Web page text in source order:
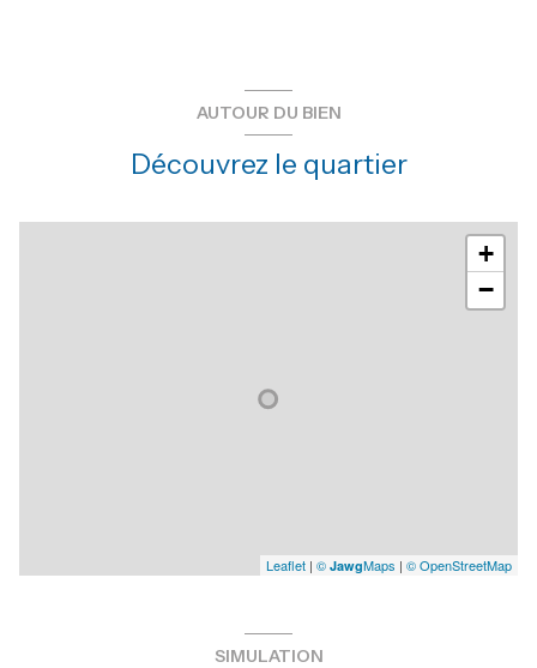
AUTOUR DU BIEN
Découvrez le quartier
+
−
Leaflet | © JawgMaps | © OpenStreetMap
SIMULATION